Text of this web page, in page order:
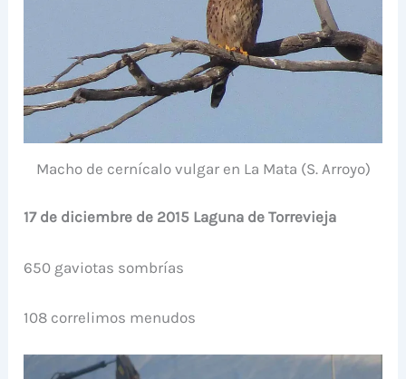
Macho de cernícalo vulgar en La Mata (S. Arroyo)
17 de diciembre de 2015 Laguna de Torrevieja
650 gaviotas sombrías
108 correlimos menudos